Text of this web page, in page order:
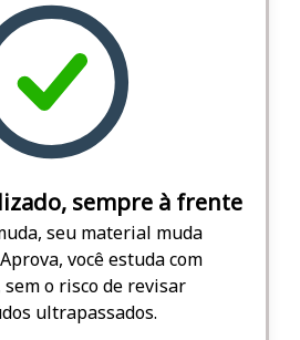
sempre à frente
seu material muda
você estuda com
sem o risco de revisar
ultrapassados.